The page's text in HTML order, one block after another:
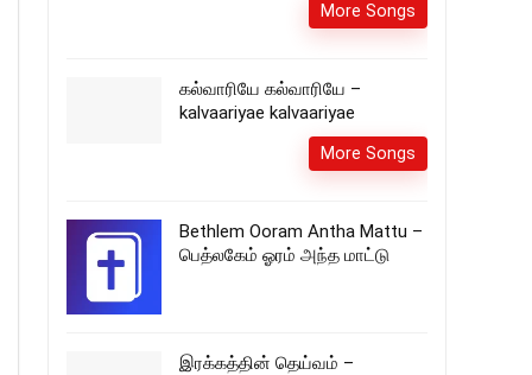
More Songs
கல்வாரியே கல்வாரியே –
kalvaariyae kalvaariyae
More Songs
Bethlem Ooram Antha Mattu –
பெத்லகேம் ஓரம் அந்த மாட்டு
இரக்கத்தின் தெய்வம் –